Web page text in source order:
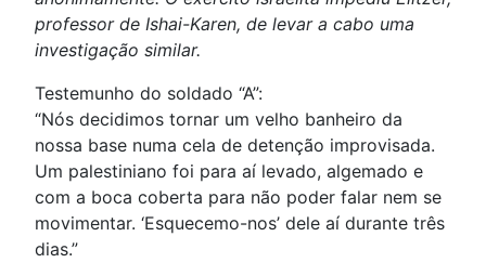
professor de Ishai-Karen, de levar a cabo uma
investigação similar.
Testemunho do soldado “A”:
“Nós decidimos tornar um velho banheiro da
nossa base numa cela de detenção improvisada.
Um palestiniano foi para aí levado, algemado e
com a boca coberta para não poder falar nem se
movimentar. ‘Esquecemo-nos’ dele aí durante três
dias.”